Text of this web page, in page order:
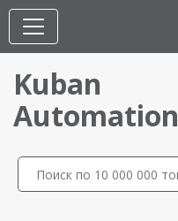
Kuban
Automation